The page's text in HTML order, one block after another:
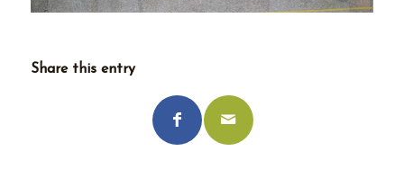
Share this entry